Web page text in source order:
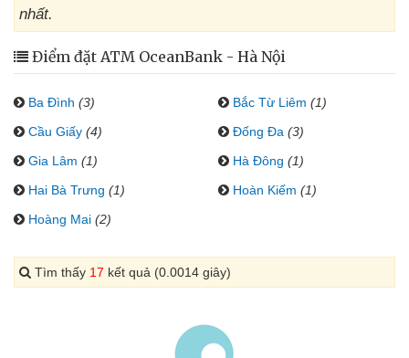
nhất.
Điểm đặt ATM OceanBank - Hà Nội
Ba Đình (3) Bắc Từ Liêm (1)
Cầu Giấy (4) Đống Đa (3)
Gia Lâm (1) Hà Đông (1)
Hai Bà Trưng (1) Hoàn Kiếm (1)
Hoàng Mai (2)
Tìm thấy 17 kết quả (0.0014 giây)